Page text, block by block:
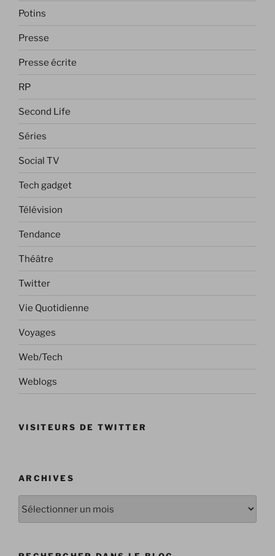
Potins
Presse
Presse écrite
RP
Second Life
Séries
Social TV
Tech gadget
Télévision
Tendance
Théâtre
Twitter
Vie Quotidienne
Voyages
Web/Tech
Weblogs
VISITEURS DE TWITTER
ARCHIVES